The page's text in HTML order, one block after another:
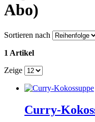
Abo)
Sortieren nach
1 Artikel
Zeige
Curry-